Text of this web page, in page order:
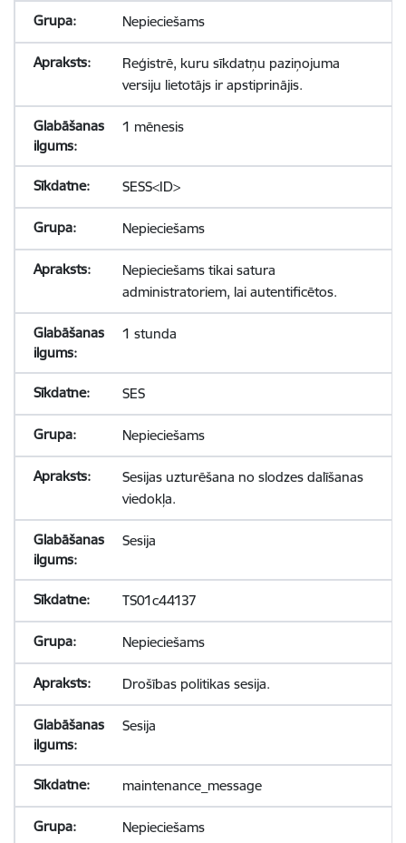
Nepieciešams
Reģistrē, kuru sīkdatņu paziņojuma
versiju lietotājs ir apstiprinājis.
1 mēnesis
SESS<ID>
Nepieciešams
Nepieciešams tikai satura
administratoriem, lai autentificētos.
1 stunda
SES
Nepieciešams
Sesijas uzturēšana no slodzes dalīšanas
viedokļa.
Sesija
TS01c44137
Nepieciešams
Drošības politikas sesija.
Sesija
maintenance_message
Nepieciešams